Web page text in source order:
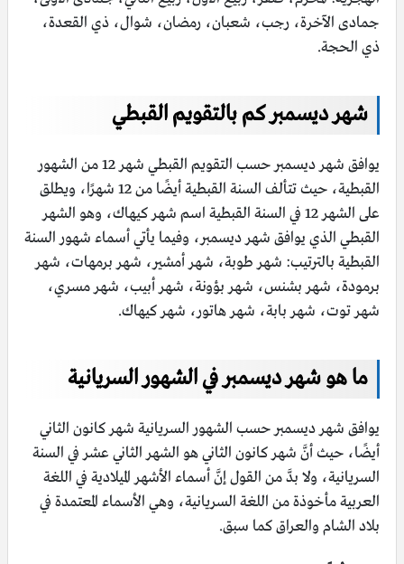
جمادى الآخرة، رجب، شعبان، رمضان، شوال، ذي القعدة،
ذي الحجة.
شهر ديسمبر كم بالتقويم القبطي
يوافق شهر ديسمبر حسب التقويم القبطي شهر 12 من الشهور
القبطية، حيث تتألف السنة القبطية أيضًا من 12 شهرًا، ويطلق
على الشهر 12 في السنة القبطية اسم شهر كيهاك، وهو الشهر
القبطي الذي يوافق شهر ديسمبر، وفيما يأتي أسماء شهور السنة
القبطية بالترتيب: شهر طوبة، شهر أمشير، شهر برمهات، شهر
برمودة، شهر بشنس، شهر بؤونة، شهر أبيب، شهر مسري،
شهر توت، شهر بابة، شهر هاتور، شهر كيهاك.
ما هو شهر ديسمبر في الشهور السريانية
يوافق شهر ديسمبر حسب الشهور السريانية شهر كانون الثاني
أيضًا، حيث أنَّ شهر كانون الثاني هو الشهر الثاني عشر في السنة
السريانية، ولا بدَّ من القول إنَّ أسماء الأشهر الميلادية في اللغة
العربية مأخوذة من اللغة السريانية، وهي الأسماء المعتمدة في
بلاد الشام والعراق كما سبق.